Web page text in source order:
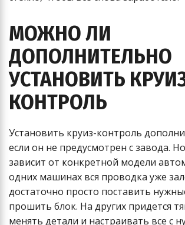
МОЖНО ЛИ
ДОПОЛНИТЕЛЬНО
УСТАНОВИТЬ
КОНТРОЛЬ
Установить круиз-контроль
если он не предусмотрен с завода.
зависит от конкретной модели
одних машинах вся проводка уже
достаточно просто поставить
прошить блок. На других придется
менять детали и настраивать все с